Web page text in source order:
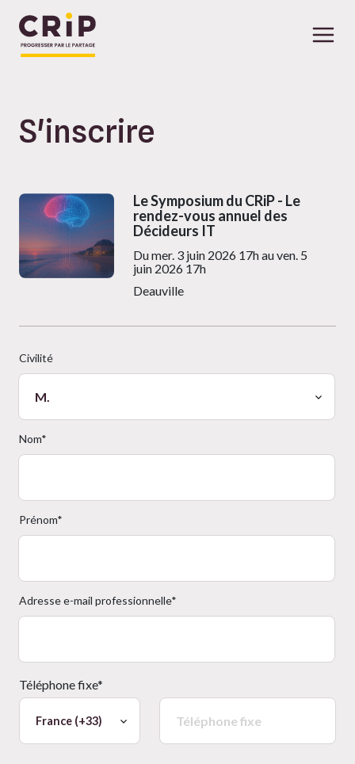
Aller au contenu principal
Le Symposium du CRiP - Le
rendez-vous annuel des
Décideurs IT
Du mer. 3 juin 2026 17h au ven. 5
juin 2026 17h
Deauville
S'inscrire
Civilité
Nom*
Prénom*
Adresse e-mail professionnelle*
Téléphone fixe*